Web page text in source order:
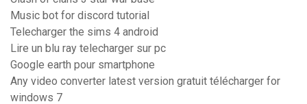
Music bot for discord tutorial
Telecharger the sims 4 android
Lire un blu ray telecharger sur pc
Google earth pour smartphone
Any video converter latest version gratuit télécharger for
windows 7